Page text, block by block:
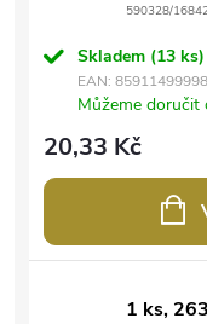
590328/
Skladem (13 ks)
EAN:
Můžeme doručit
20,33 Kč
1 ks,